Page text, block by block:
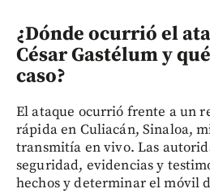
¿Dónde ocurrió el
César Gastélum y
caso?
El ataque ocurrió frente a un
rápida en Culiacán, Sinaloa,
transmitía en vivo. Las
seguridad, evidencias y
hechos y determinar el móvil